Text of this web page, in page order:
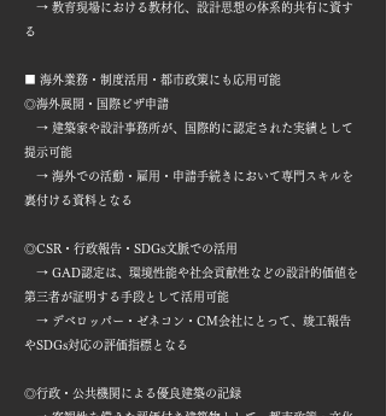
→ 教育現場における教材化、設計思想の体系的共有に資す
る
■ 海外業務・制度活用・都市政策にも応用可能
◎海外展開・国際ビザ申請
→ 建築家や設計事務所が、国際的に認定された実績として
提示可能
→ 海外での活動・雇用・申請手続きにおいて専門スキルを
裏付ける資料となる
◎CSR・行政報告・SDGs文脈での活用
→ GAD認定は、環境性能や社会貢献性などの設計的価値を
第三者が証明する手段として活用可能
→ デベロッパー・ゼネコン・CM会社にとって、竣工報告
やSDGs対応の評価指標となる
◎行政・公共機関による優良建築の記録